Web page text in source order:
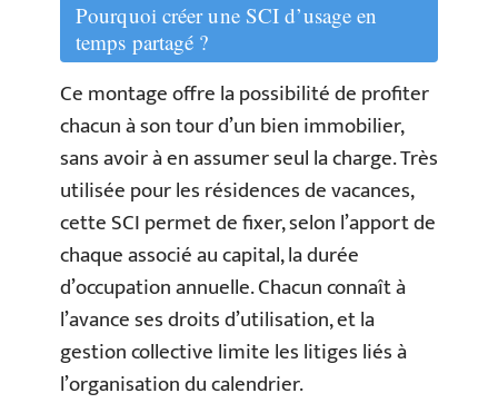
Pourquoi créer une SCI d’usage en
temps partagé ?
Ce montage offre la possibilité de profiter
chacun à son tour d’un bien immobilier,
sans avoir à en assumer seul la charge. Très
utilisée pour les résidences de vacances,
cette SCI permet de fixer, selon l’apport de
chaque associé au capital, la durée
d’occupation annuelle. Chacun connaît à
l’avance ses droits d’utilisation, et la
gestion collective limite les litiges liés à
l’organisation du calendrier.